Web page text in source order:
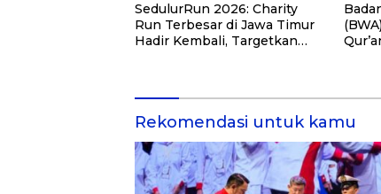
SedulurRun 2026: Charity
Run Terbesar di Jawa Timur
Hadir Kembali, Targetkan
Rekomendasi untuk kamu